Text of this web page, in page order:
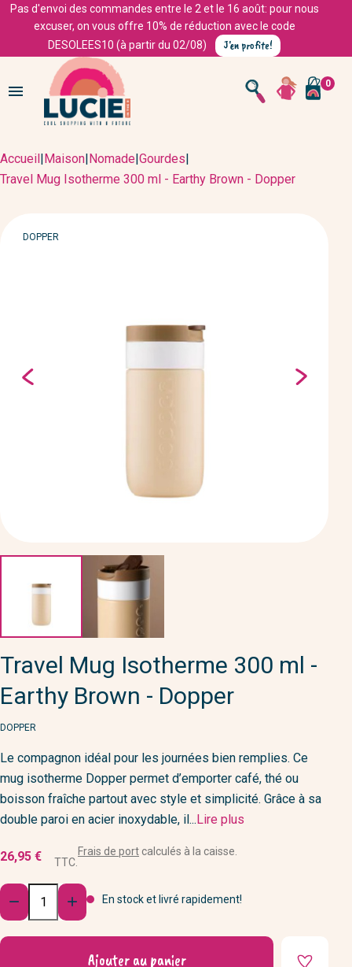
Pas d'envoi des commandes entre le 2 et le 16 août: pour nous
excuser, on vous offre 10% de réduction avec le code
DESOLEES10 (à partir du 02/08)
J'en profite!
 0
Accueil|Maison|Nomade|Gourdes|
Travel Mug Isotherme 300 ml - Earthy Brown - Dopper
MARQUE
DOPPER
Travel Mug Isotherme 300 ml -
Earthy Brown - Dopper
MARQUE
DOPPER
Le compagnon idéal pour les journées bien remplies. Ce
mug isotherme Dopper permet d’emporter café, thé ou
boisson fraîche partout avec style et simplicité. Grâce à sa
double paroi en acier inoxydable, il...Lire plus
26,95 € TTC.
Frais de portcalculés à la caisse.
Quantité
  En stock et livré rapidement!
Ajouter au panier